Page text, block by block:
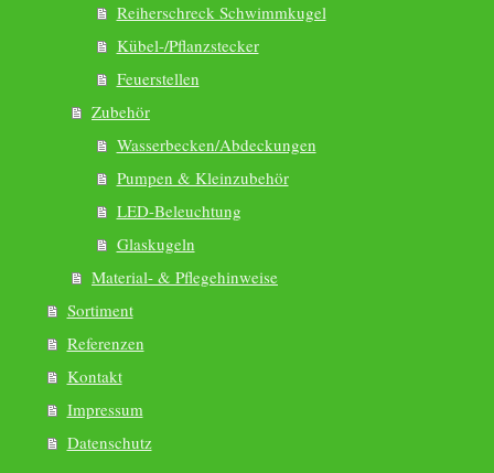
Reiherschreck Schwimmkugel
Kübel-/Pflanzstecker
Feuerstellen
Zubehör
Wasserbecken/Abdeckungen
Pumpen & Kleinzubehör
LED-Beleuchtung
Glaskugeln
Material- & Pflegehinweise
Sortiment
Referenzen
Kontakt
Impressum
Datenschutz